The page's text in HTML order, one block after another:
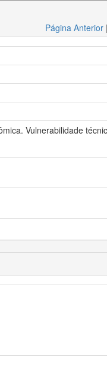
Página Anterior |
Vulnerabilidade